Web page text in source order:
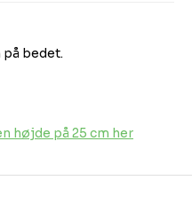
bedet.
højde på 25 cm her